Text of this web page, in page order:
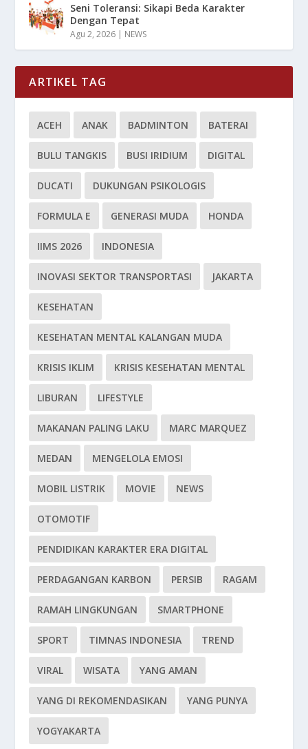
Seni Toleransi: Sikapi Beda Karakter
Dengan Tepat
Agu 2, 2026 | NEWS
ARTIKEL TAG
ACEH ANAK BADMINTON BATERAI
BULU TANGKIS BUSI IRIDIUM DIGITAL
DUCATI DUKUNGAN PSIKOLOGIS
FORMULA E GENERASI MUDA HONDA
IIMS 2026 INDONESIA
INOVASI SEKTOR TRANSPORTASI JAKARTA
KESEHATAN
KESEHATAN MENTAL KALANGAN MUDA
KRISIS IKLIM KRISIS KESEHATAN MENTAL
LIBURAN LIFESTYLE
MAKANAN PALING LAKU MARC MARQUEZ
MEDAN MENGELOLA EMOSI
MOBIL LISTRIK MOVIE NEWS
OTOMOTIF
PENDIDIKAN KARAKTER ERA DIGITAL
PERDAGANGAN KARBON PERSIB RAGAM
RAMAH LINGKUNGAN SMARTPHONE
SPORT TIMNAS INDONESIA TREND
VIRAL WISATA YANG AMAN
YANG DI REKOMENDASIKAN YANG PUNYA
YOGYAKARTA